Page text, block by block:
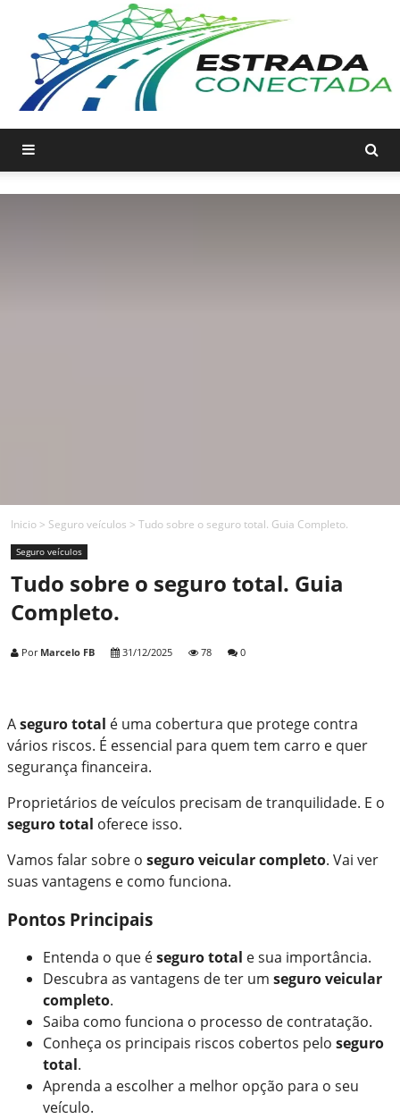
Inicio > Seguro veículos > Tudo sobre o seguro total. Guia Completo.
Seguro veículos
Tudo sobre o seguro total. Guia
Completo.
Por Marcelo FB 31/12/2025 78 0
Aseguro total é uma cobertura que protege contra
vários riscos. É essencial para quem tem carro e quer
segurança financeira.
Proprietários de veículos precisam de tranquilidade. E o
seguro total oferece isso.
Vamos falar sobre o seguro veicular completo. Vai ver
suas vantagens e como funciona.
Pontos Principais
Entenda o que éseguro total e sua importância.
Descubra as vantagens de ter um seguro veicular
completo.
Saiba como funciona o processo de contratação.
Conheça os principais riscos cobertos pelo seguro
total.
Aprenda a escolher a melhor opção para o seu
veículo.